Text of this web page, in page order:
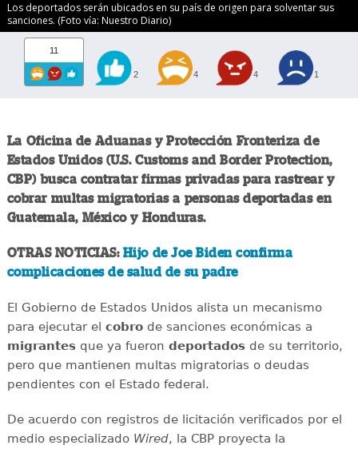
Los deportados serán ubicados en su país de origen para solventar sus
sanciones. (Foto vía: Nuestro Diario)
11
2 4 4 1
La Oficina de Aduanas y Protección Fronteriza de
Estados Unidos (U.S. Customs and Border Protection,
CBP) busca contratar firmas privadas para rastrear y
cobrar multas migratorias a personas deportadas en
Guatemala, México y Honduras.
OTRAS NOTICIAS:Hijo de Joe Biden confirma
complicaciones de salud de su padre
El Gobierno de Estados Unidos alista un mecanismo
para ejecutar el cobrode sanciones económicas a
migrantesque ya fueron deportadosde su territorio,
pero que mantienen multas migratorias o deudas
pendientes con el Estado federal.
De acuerdo con registros de licitación verificados por el
medio especializado Wired, la CBP proyecta la